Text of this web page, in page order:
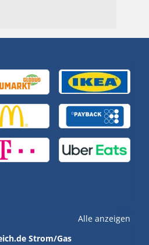
Alle anzeigen
Strom/Gas